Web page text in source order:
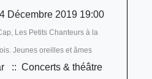
Décembre 2019 19:00
Les Petits Chanteurs à la
Jeunes oreilles et âmes
:: Concerts & théâtre